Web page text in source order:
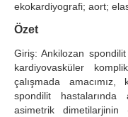
ekokardiyografi; aort;
Özet
Giriş: Ankilozan
kardiyovasküler
çalışmada
spondilit
asimetrik dimetilarjinin